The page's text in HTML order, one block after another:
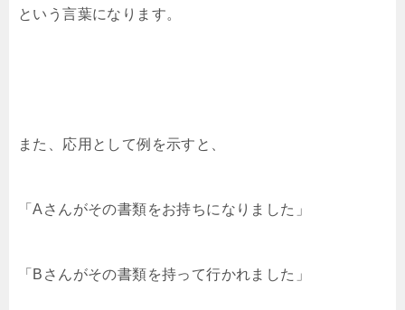
という言葉になります。
また、応用として例を示すと、
「Aさんがその書類をお持ちになりました」
「Bさんがその書類を持って行かれました」